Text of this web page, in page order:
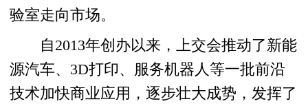
验室走向市场。
自2013年创办以来，上交会推动了新能
源汽车、3D打印、服务机器人等一批前沿
技术加快商业应用，逐步壮大成势，发挥了